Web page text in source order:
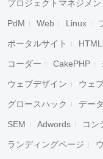
プロジェクトマネジメン
PdM Web Linux
ポータルサイト
コーダー CakePHP
ウェブデザイン ウェ
グロースハック デー
SEM Adwords コン
ランディングページ